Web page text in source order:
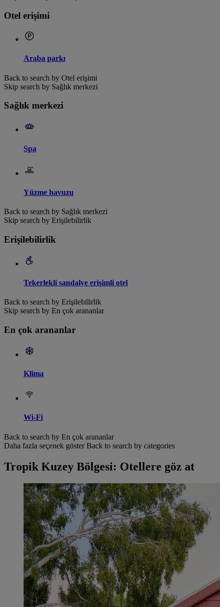
Otel erişimi
Araba parkı
Back to search by Otel erişimi
Skip search by Sağlık merkezi
Sağlık merkezi
Spa
Yüzme havuzu
Back to search by Sağlık merkezi
Skip search by Erişilebilirlik
Erişilebilirlik
Tekerlekli sandalye erişimli otel
Back to search by Erişilebilirlik
Skip search by En çok arananlar
En çok arananlar
Klima
Wi-Fi
Back to search by En çok arananlar
Daha fazla seçenek göster Back to search by categories
Tropik Kuzey Bölgesi: Otellere göz at